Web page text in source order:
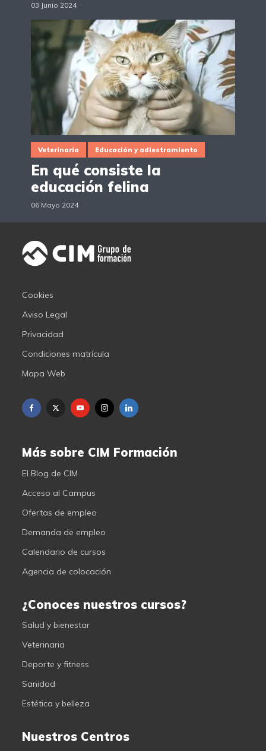
03 Junio 2024
Veterinaria Educación y adiestramiento
En qué consiste la
educación felina
06 Mayo 2024
Cookies
Aviso Legal
Privacidad
Condiciones matrícula
Mapa Web
Más sobre CIM Formación
El Blog de CIM
Acceso al Campus
Ofertas de empleo
Demanda de empleo
Calendario de cursos
Agencia de colocación
¿Conoces nuestros cursos?
Salud y bienestar
Veterinaria
Deporte y fitness
Sanidad
Estética y belleza
Nuestros Centros